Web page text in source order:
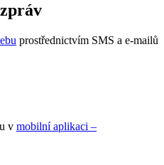
prostřednictvím SMS a e-mailů
v mobilní aplikaci –